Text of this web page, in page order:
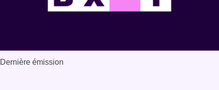
Dernière émission